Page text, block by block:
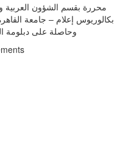
محررة بقسم الشؤون العربية
بكالوريوس إعلام – جامعة
وحاصلة على دبلومة